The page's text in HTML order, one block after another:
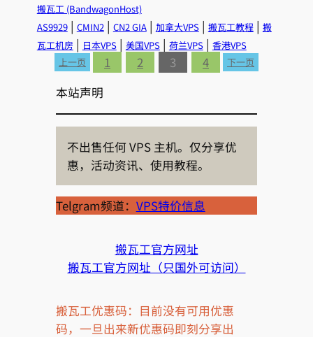
费
还
是
手
动
续
费
？
以
及
如
何
续
费
期
搬
瓦
工
机
购
买
案
汇
总
详
息
搬瓦工 (BandwagonHost)
AS9929 | CMIN2 | CN2 GIA | 加拿大VPS | 搬瓦工教程 | 搬
瓦工机房 | 日本VPS | 美国VPS | 荷兰VPS | 香港VPS
上一页
1 2 3 4 下一页
本站声明
不出售任何 VPS 主机。仅分享优
惠，活动资讯、使用教程。
Telgram频道： VPS特价信息
搬瓦工官方网址
搬瓦工官方网址（只国外可访问）
搬瓦工优惠码：目前没有可用优惠
码，一旦出来新优惠码即刻分享出